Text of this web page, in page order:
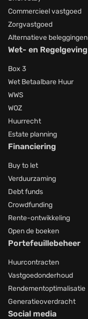
Commercieel vastgoed
Zorgvastgoed
Alternatieve beleggingen
Wet- en Regelgeving
Box 3
Wet Betaalbare Huur
WWS
WOZ
Huurrecht
Estate planning
Financiering
Buy to let
Verduurzaming
Debt funds
Crowdfunding
Rente-ontwikkeling
Open de boeken
Portefeuillebeheer
Huurcontracten
Vastgoedonderhoud
Rendementoptimalisatie
Generatieoverdracht
Social media